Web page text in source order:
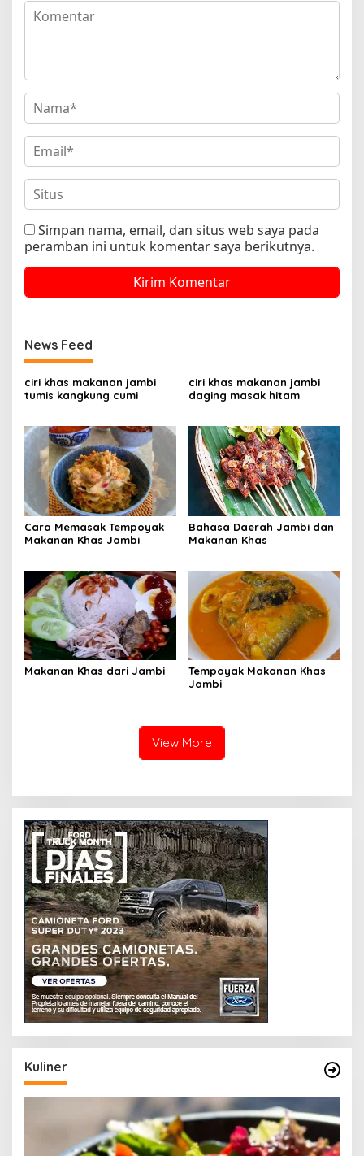
Simpan nama, email, dan situs web saya pada
peramban ini untuk komentar saya berikutnya.
News Feed
ciri khas makanan jambi
tumis kangkung cumi
ciri khas makanan jambi
daging masak hitam
Cara Memasak Tempoyak
Makanan Khas Jambi
Bahasa Daerah Jambi dan
Makanan Khas
Makanan Khas dari Jambi
Tempoyak Makanan Khas
Jambi
View More
Kuliner